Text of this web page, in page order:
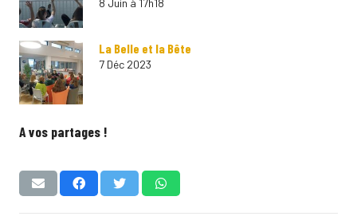
8 Juin à 17h18
La Belle et la Bête
7 Déc 2023
A vos partages !